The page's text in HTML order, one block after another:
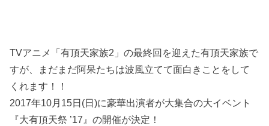
TVアニメ「有頂天家族2」の最終回を迎えた有頂天家族で
すが、まだまだ阿呆たちは波風立てて面白きことをして
くれます！！
2017年10月15日(日)に豪華出演者が大集合の大イベント
『大有頂天祭 ’17』の開催が決定！